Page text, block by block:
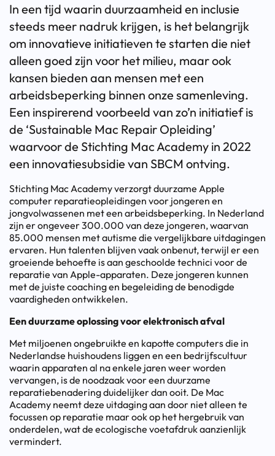
In een tijd waarin duurzaamheid en inclusie
steeds meer nadruk krijgen, is het belangrijk
om innovatieve initiatieven te starten die niet
alleen goed zijn voor het milieu, maar ook
kansen bieden aan mensen met een
arbeidsbeperking binnen onze samenleving.
Een inspirerend voorbeeld van zo’n initiatief is
de ‘Sustainable Mac Repair Opleiding’
waarvoor de Stichting Mac Academy in 2022
een innovatiesubsidie van SBCM ontving.
Stichting Mac Academy verzorgt duurzame Apple
computer reparatieopleidingen voor jongeren en
jongvolwassenen met een arbeidsbeperking. In Nederland
zijn er ongeveer 300.000 van deze jongeren, waarvan
85.000 mensen met autisme die vergelijkbare uitdagingen
ervaren. Hun talenten blijven vaak onbenut, terwijl er een
groeiende behoefte is aan geschoolde technici voor de
reparatie van Apple-apparaten. Deze jongeren kunnen
met de juiste coaching en begeleiding de benodigde
vaardigheden ontwikkelen.
Een duurzame oplossing voor elektronisch afval
Met miljoenen ongebruikte en kapotte computers die in
Nederlandse huishoudens liggen en een bedrijfscultuur
waarin apparaten al na enkele jaren weer worden
vervangen, is de noodzaak voor een duurzame
reparatiebenadering duidelijker dan ooit. De Mac
Academy neemt deze uitdaging aan door niet alleen te
focussen op reparatie maar ook op het hergebruik van
onderdelen, wat de ecologische voetafdruk aanzienlijk
vermindert.